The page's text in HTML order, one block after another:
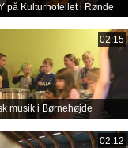
på Kulturhotellet i Rønde
02:15
musik i Børnehøjde
02:12